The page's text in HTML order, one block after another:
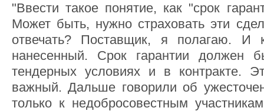
"Ввести такое понятие, как "срок
Может быть, нужно страховать эти
отвечать? Поставщик, я полагаю. И
нанесенный. Срок гарантии должен
тендерных условиях и в контракте.
важный. Дальше говорили об
только к недобросовестным